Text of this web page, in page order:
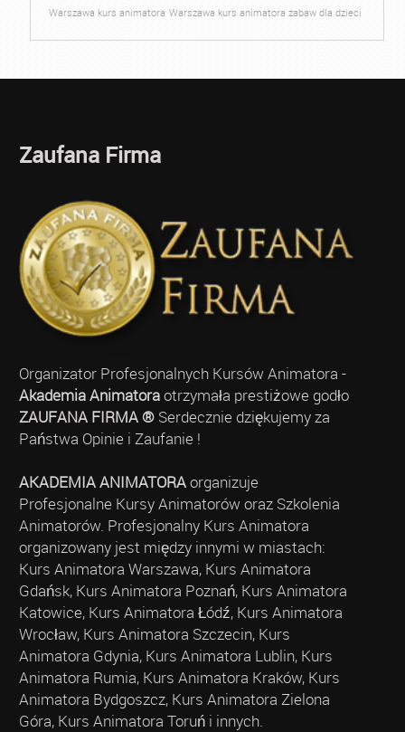
Warszawa kurs animatora Warszawa kurs animatora zabaw dla dzieci
Zaufana Firma
Organizator Profesjonalnych Kursów Animatora -
Akademia Animatoraotrzymała prestiżowe godło
ZAUFANA FIRMA ®Serdecznie dziękujemy za
Państwa Opinie i Zaufanie !
AKADEMIA ANIMATORAorganizuje
Profesjonalne Kursy Animatorów oraz Szkolenia
Animatorów. Profesjonalny Kurs Animatora
organizowany jest między innymi w miastach:
Kurs Animatora Warszawa, Kurs Animatora
Gdańsk, Kurs Animatora Poznań, Kurs Animatora
Katowice, Kurs Animatora Łódź, Kurs Animatora
Wrocław, Kurs Animatora Szczecin, Kurs
Animatora Gdynia, Kurs Animatora Lublin, Kurs
Animatora Rumia, Kurs Animatora Kraków, Kurs
Animatora Bydgoszcz, Kurs Animatora Zielona
Góra, Kurs Animatora Toruń i innych.